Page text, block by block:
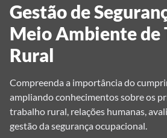
Gestão de
Meio Ambiente de
Rural
Compreenda a importância do
ampliando conhecimentos sobre os
trabalho rural, relações humanas,
gestão da segurança ocupacional.